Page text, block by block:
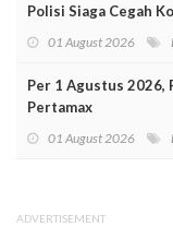
Polisi Siaga Cegah
01 August 2026
Per 1 Agustus 2026,
Pertamax
01 August 2026
ADVERTISEMENT